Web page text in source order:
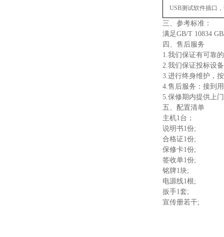
USB测试软件插口
三、参考标准：‌
满足GB/T 10834
四、售后服务
1.我们保证有可靠
2.我们保证投标设
3.进行终身维护，
4.售后服务：接到
5.保修期内提供上
五、配置清单
主机1台；
说明书1份;
合格证1份;
保修卡1份;
签收单1份;
铭牌1块;
电源线1根;
扳手1套;
宣传册若干;